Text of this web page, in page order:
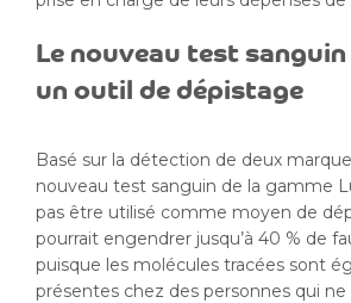
Le nouveau test sanguin
un outil de dépistage
Basé sur la détection de deux
nouveau test sanguin de la gamme
pas être utilisé comme moyen de
pourrait engendrer jusqu’à 40 % de
puisque les molécules tracées sont
présentes chez des personnes qui